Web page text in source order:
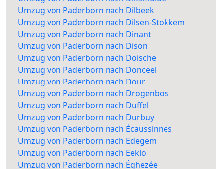
Umzug von Paderborn nach Dilbeek
Umzug von Paderborn nach Dilsen-Stokkem
Umzug von Paderborn nach Dinant
Umzug von Paderborn nach Dison
Umzug von Paderborn nach Doische
Umzug von Paderborn nach Donceel
Umzug von Paderborn nach Dour
Umzug von Paderborn nach Drogenbos
Umzug von Paderborn nach Duffel
Umzug von Paderborn nach Durbuy
Umzug von Paderborn nach Écaussinnes
Umzug von Paderborn nach Edegem
Umzug von Paderborn nach Eeklo
Umzug von Paderborn nach Éghezée